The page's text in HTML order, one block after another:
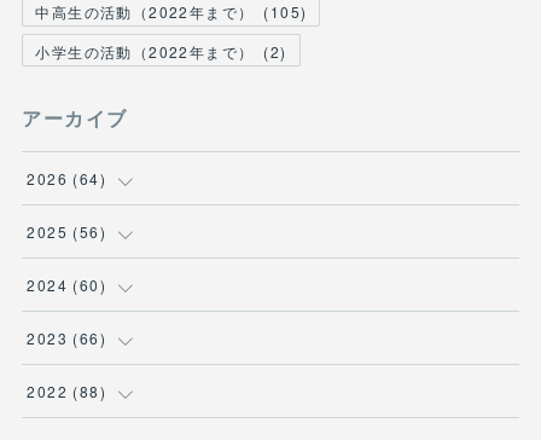
中高生の活動（2022年まで）
(105)
小学生の活動（2022年まで）
(2)
アーカイブ
2026 (64)
(2)
(6)
(9)
(11
2025 (56)
(1)
(2)
(1)
2024 (60)
(12
(13
2023 (66)
(1)
2022 (88)